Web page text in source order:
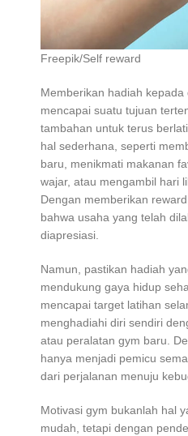
Freepik/Self reward
Memberikan hadiah kepada
mencapai suatu tujuan
tambahan untuk terus
hal sederhana, seperti
baru, menikmati makanan
wajar, atau mengambil hari
Dengan memberikan
bahwa usaha yang telah
diapresiasi.
Namun, pastikan hadiah
mendukung gaya hidup
mencapai target latihan
menghadiahi diri sendiri
atau peralatan gym baru.
hanya menjadi pemicu
dari perjalanan menuju
Motivasi gym bukanlah hal
mudah, tetapi dengan